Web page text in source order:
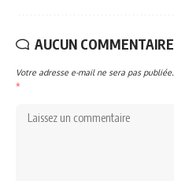
AUCUN COMMENTAIRE
Votre adresse e-mail ne sera pas publiée.
*